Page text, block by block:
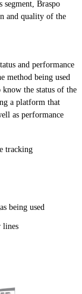
segment, Braspo
and quality of the
and performance
method being used
the status of the
a platform that
as performance
tracking
being used
lines